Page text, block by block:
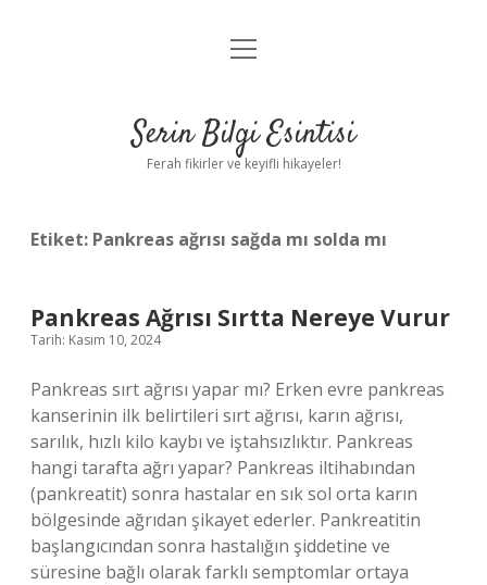
Anasayfa
Yasal Uyarı
menüyü
Serin Bilgi Esintisi
Ferah fikirler ve keyifli hikayeler!
Etiket: Pankreas ağrısı sağda mı solda mı
Pankreas Ağrısı Sırtta Nereye Vurur
Tarih: Kasım 10, 2024
Pankreas sırt ağrısı yapar mı? Erken evre pankreas
kanserinin ilk belirtileri sırt ağrısı, karın ağrısı,
sarılık, hızlı kilo kaybı ve iştahsızlıktır. Pankreas
hangi tarafta ağrı yapar? Pankreas iltihabından
(pankreatit) sonra hastalar en sık sol orta karın
bölgesinde ağrıdan şikayet ederler. Pankreatitin
başlangıcından sonra hastalığın şiddetine ve
süresine bağlı olarak farklı semptomlar ortaya